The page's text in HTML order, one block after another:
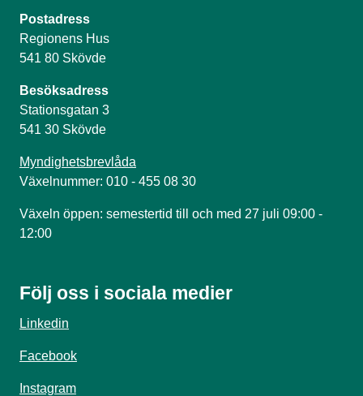
Postadress
Regionens Hus
541 80 Skövde
Besöksadress
Stationsgatan 3
541 30 Skövde
Myndighetsbrevlåda
Växelnummer: 010 - 455 08 30
Växeln öppen: semestertid till och med 27 juli 09:00 -
12:00
Följ oss i sociala medier
Linkedin
Facebook
Instagram